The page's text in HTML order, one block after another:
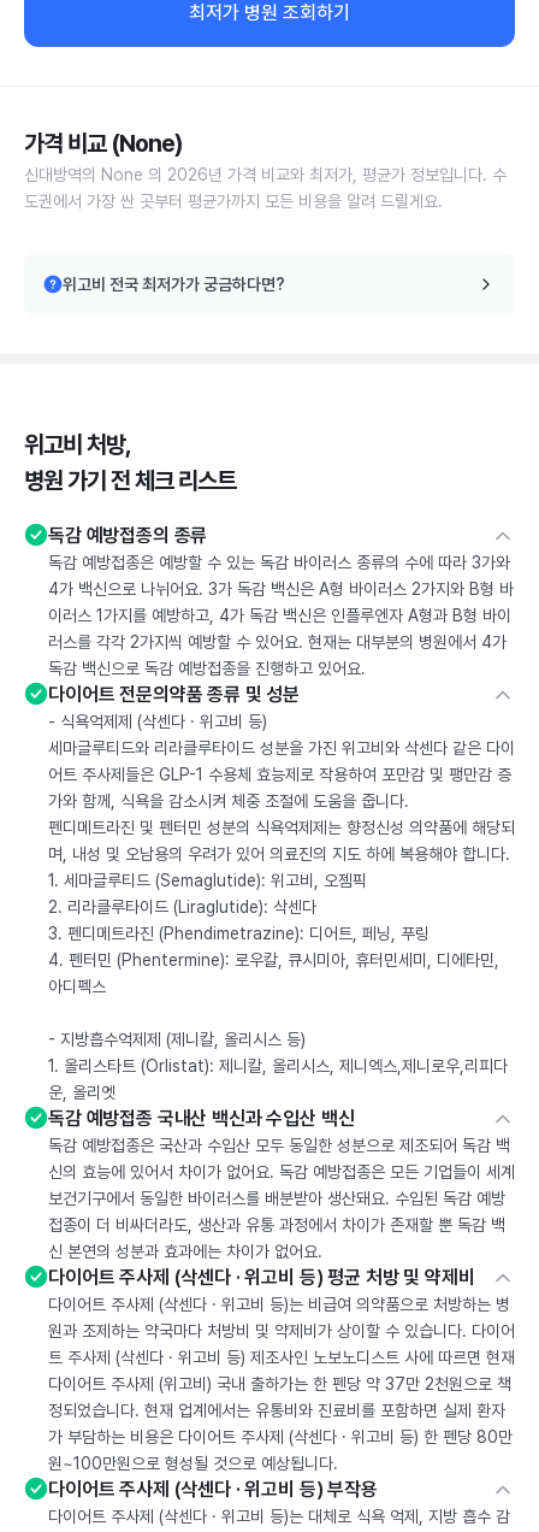
최저가 병원 조회하기
가격 비교 (None)
신대방역의 None 의 2026년 가격 비교와 최저가, 평균가 정보입니다. 수
도권에서 가장 싼 곳부터 평균가까지 모든 비용을 알려 드릴게요.
위고비 전국 최저가가 궁금하다면?
위고비 처방,
병원 가기 전 체크 리스트
독감 예방접종의 종류
독감 예방접종은 예방할 수 있는 독감 바이러스 종류의 수에 따라 3가와
4가 백신으로 나뉘어요. 3가 독감 백신은 A형 바이러스 2가지와 B형 바
이러스 1가지를 예방하고, 4가 독감 백신은 인플루엔자 A형과 B형 바이
러스를 각각 2가지씩 예방할 수 있어요. 현재는 대부분의 병원에서 4가
독감 백신으로 독감 예방접종을 진행하고 있어요.
다이어트 전문의약품 종류 및 성분
- 식욕억제제 (삭센다 · 위고비 등)
세마글루티드와 리라클루타이드 성분을 가진 위고비와 삭센다 같은 다이
어트 주사제들은 GLP-1 수용체 효능제로 작용하여 포만감 및 팽만감 증
가와 함께, 식욕을 감소시켜 체중 조절에 도움을 줍니다.
펜디메트라진 및 펜터민 성분의 식욕억제제는 향정신성 의약품에 해당되
며, 내성 및 오남용의 우려가 있어 의료진의 지도 하에 복용해야 합니다.
1. 세마글루티드 (Semaglutide): 위고비, 오젬픽
2. 리라클루타이드 (Liraglutide): 삭센다
3. 펜디메트라진 (Phendimetrazine): 디어트, 페닝, 푸링
4. 펜터민 (Phentermine): 로우칼, 큐시미아, 휴터민세미, 디에타민,
아디펙스
- 지방흡수억제제 (제니칼, 올리시스 등)
1. 올리스타트 (Orlistat): 제니칼, 올리시스, 제니엑스,제니로우,리피다
운, 올리엣
독감 예방접종 국내산 백신과 수입산 백신
독감 예방접종은 국산과 수입산 모두 동일한 성분으로 제조되어 독감 백
신의 효능에 있어서 차이가 없어요. 독감 예방접종은 모든 기업들이 세계
보건기구에서 동일한 바이러스를 배분받아 생산돼요. 수입된 독감 예방
접종이 더 비싸더라도, 생산과 유통 과정에서 차이가 존재할 뿐 독감 백
신 본연의 성분과 효과에는 차이가 없어요.
다이어트 주사제 (삭센다 · 위고비 등) 평균 처방 및 약제비
다이어트 주사제 (삭센다 · 위고비 등)는 비급여 의약품으로 처방하는 병
원과 조제하는 약국마다 처방비 및 약제비가 상이할 수 있습니다. 다이어
트 주사제 (삭센다 · 위고비 등) 제조사인 노보노디스트 사에 따르면 현재
다이어트 주사제 (위고비) 국내 출하가는 한 펜당 약 37만 2천원으로 책
정되었습니다. 현재 업계에서는 유통비와 진료비를 포함하면 실제 환자
가 부담하는 비용은 다이어트 주사제 (삭센다 · 위고비 등) 한 펜당 80만
원~100만원으로 형성될 것으로 예상됩니다.
다이어트 주사제 (삭센다 · 위고비 등) 부작용
다이어트 주사제 (삭센다 · 위고비 등)는 대체로 식욕 억제, 지방 흡수 감